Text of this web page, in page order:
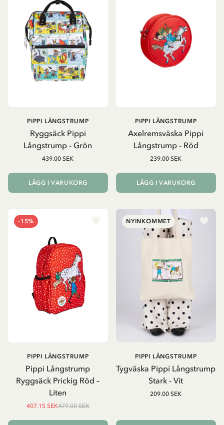
Ryggsäck Pippi
Långstrump - Grön
PIPPI LÅNGSTRUMP
439.00 SEK
LÄGG I VARUKORG
Axelremsväska Pippi
Långstrump - Röd
PIPPI LÅNGSTRUMP
239.00 SEK
LÄGG I VARUKORG
-15%
Pippi Långstrump
Ryggsäck Prickig Röd –
Liten
PIPPI LÅNGSTRUMP
407.15 SEK479.00 SEK
NYINKOMMET
Tygväska Pippi Långstrump
Stark - Vit
PIPPI LÅNGSTRUMP
209.00 SEK